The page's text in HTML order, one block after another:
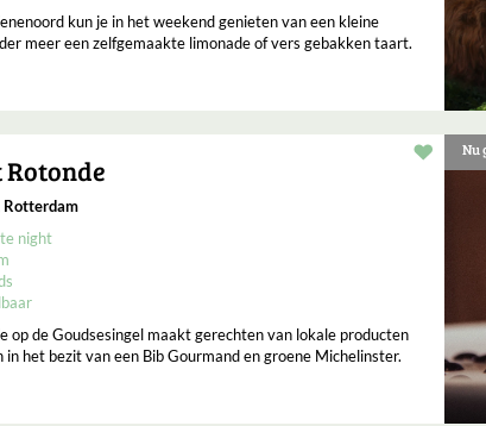
kun je in het weekend genieten van een kleine
meer een zelfgemaakte limonade of vers gebakken taart.
Nu
Rotterdam
night
op de Goudsesingel maakt gerechten van lokale producten
in het bezit van een Bib Gourmand en groene Michelinster.